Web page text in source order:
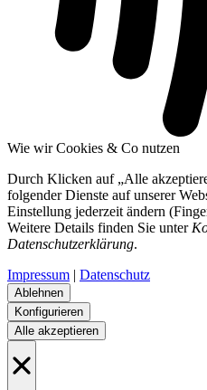
Wie wir Cookies & Co nutzen
Durch Klicken auf „Alle
folgender Dienste auf unserer
Einstellung jederzeit ändern
Weitere Details finden Sie unter
Datenschutzerklärung.
Impressum | Datenschutz
Ablehnen
Konfigurieren
Alle akzeptieren